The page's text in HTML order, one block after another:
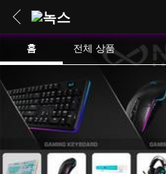
홈 전체 상품